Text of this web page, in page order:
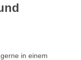
in einem